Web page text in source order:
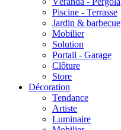
Piscine - Terrasse
Jardin & barbecue
Mobilier
Solution
Portail - Garage
Clôture
Store
Décoration
Tendance
Artiste
Luminaire